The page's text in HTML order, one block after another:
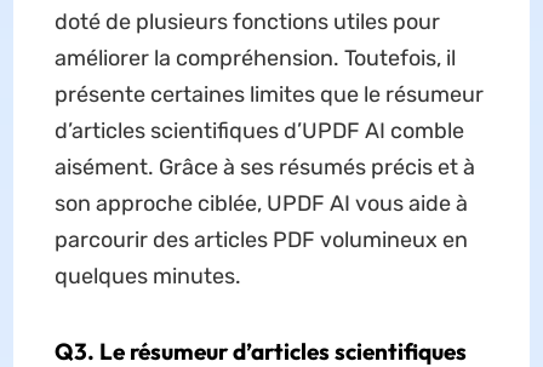
doté de plusieurs fonctions utiles pour
améliorer la compréhension. Toutefois, il
présente certaines limites que le résumeur
d’articles scientifiques d’UPDF AI comble
aisément. Grâce à ses résumés précis et à
son approche ciblée, UPDF AI vous aide à
parcourir des articles PDF volumineux en
quelques minutes.
Q3. Le résumeur d’articles scientifiques